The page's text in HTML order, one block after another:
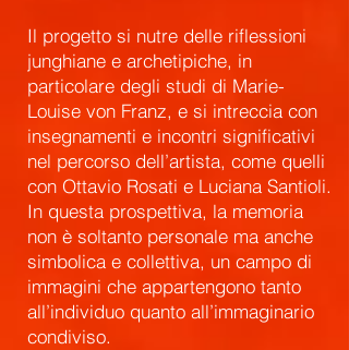
Il progetto si nutre delle riflessioni
junghiane e archetipiche, in
particolare degli studi di Marie-
Louise von Franz, e si intreccia con
insegnamenti e incontri significativi
nel percorso dell’artista, come quelli
con Ottavio Rosati e Luciana Santioli.
In questa prospettiva, la memoria
non è soltanto personale ma anche
simbolica e collettiva, un campo di
immagini che appartengono tanto
all’individuo quanto all’immaginario
condiviso.